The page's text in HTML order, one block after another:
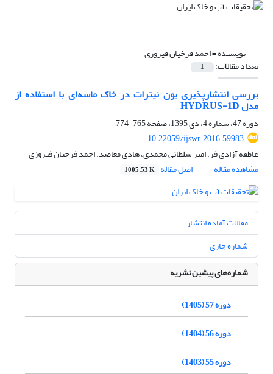
نویسنده =احمد فرخیان فیروزی
تعداد مقالات: 1
بررسی انتشارپذیری یون نیترات در خاک ماسه‌ای با استفاده از
مدل HYDRUS-1D
دوره 47، شماره 4، دی 1395، صفحه
765-774
10.22059/ijswr.2016.59983
عاطفه آزادی فر، امیر سلطانی محمدی، هادی معاضد، احمد فرخیان فیروزی
مشاهده مقاله
اصل مقاله 1005.53 K
مقالات آماده انتشار
شماره جاری
شماره‌های پیشین نشریه
دوره 57 (1405)
دوره 56 (1404)
دوره 55 (1403)